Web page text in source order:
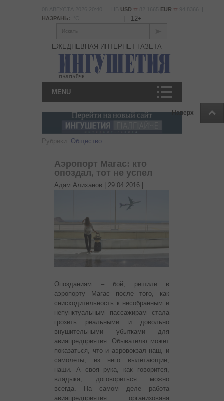
Наверх
USD EUR
НАЗРАНЬ:
12+
Искать
ЕЖЕДНЕВНАЯ ИНТЕРНЕТ-ГАЗЕТА
MENU
Рубрики: Общество
Аэропорт Магас: кто
опоздал, тот не успел
Адам Алиханов | 29.04.2016
Опозданиям – бой, решили в
аэропорту Магас после того, как
снисходительность к несобранным и
непунктуальным пассажирам стала
грозить реальными и довольно
внушительными убытками для
авиапредприятия. Обывателю может
показаться, что и аэровокзал наш, и
самолеты, из него вылетающие,
наши. А своя рука, как говорится,
владыка, договориться можно
всегда. На самом деле работа
авиапредприятия организована